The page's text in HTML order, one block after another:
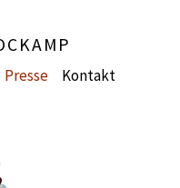
Presse Kontakt